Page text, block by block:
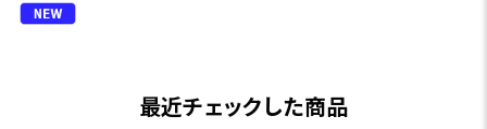
最近チェックした商品